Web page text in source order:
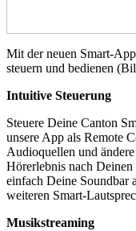
Mit der neuen Smart-
steuern und bedienen
Intuitive Steuerung
Steuere Deine Canton
unsere App als Remote
Audioquellen und
Hörerlebnis nach
einfach Deine Soundbar
weiteren Smart-
Musikstreaming